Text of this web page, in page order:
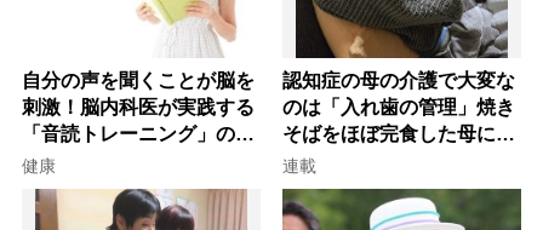
自分の声を聞くことが脳を
刺激！脳内科医が実践する
「音読トレーニング」の極
意
健康
認知症の母の介護で大変な
のは「入れ歯の管理」焼き
そばをほぼ完食した母に息
子が血の気が引いた理由
連載